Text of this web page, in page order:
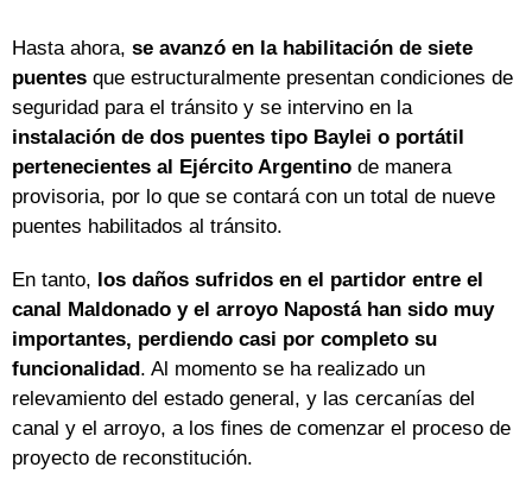
Hasta ahora, se avanzó en la habilitación de siete
puentes que estructuralmente presentan condiciones de
seguridad para el tránsito y se intervino en la
instalación de dos puentes tipo Baylei o portátil
pertenecientes al Ejército Argentino de manera
provisoria, por lo que se contará con un total de nueve
puentes habilitados al tránsito.
En tanto, los daños sufridos en el partidor entre el
canal Maldonado y el arroyo Napostá han sido muy
importantes, perdiendo casi por completo su
funcionalidad . Al momento se ha realizado un
relevamiento del estado general, y las cercanías del
canal y el arroyo, a los fines de comenzar el proceso de
proyecto de reconstitución.